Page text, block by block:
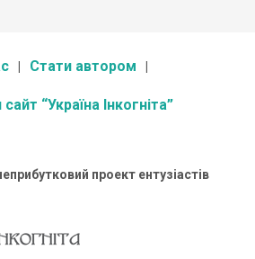
Стати автором
“Україна Інкогніта”
проект ентузіастів